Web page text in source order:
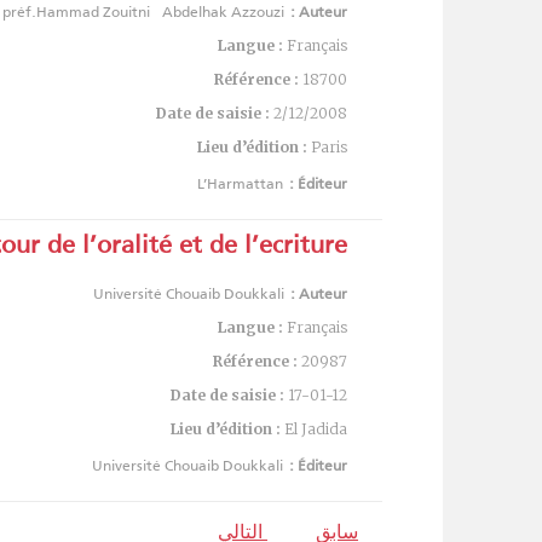
Auteur :
Abdelhak Azzouzi
préf.Hammad Zouitni
Langue : Français
Référence : 18700
Date de saisie : 2/12/2008
Lieu d’édition : Paris
Éditeur :
L’Harmattan
de l’oralité et de l’ecriture
Auteur :
Université Chouaib Doukkali
Langue : Français
Référence : 20987
Date de saisie : 17-01-12
Lieu d’édition : El Jadida
Éditeur :
Université Chouaib Doukkali
سابق التالي